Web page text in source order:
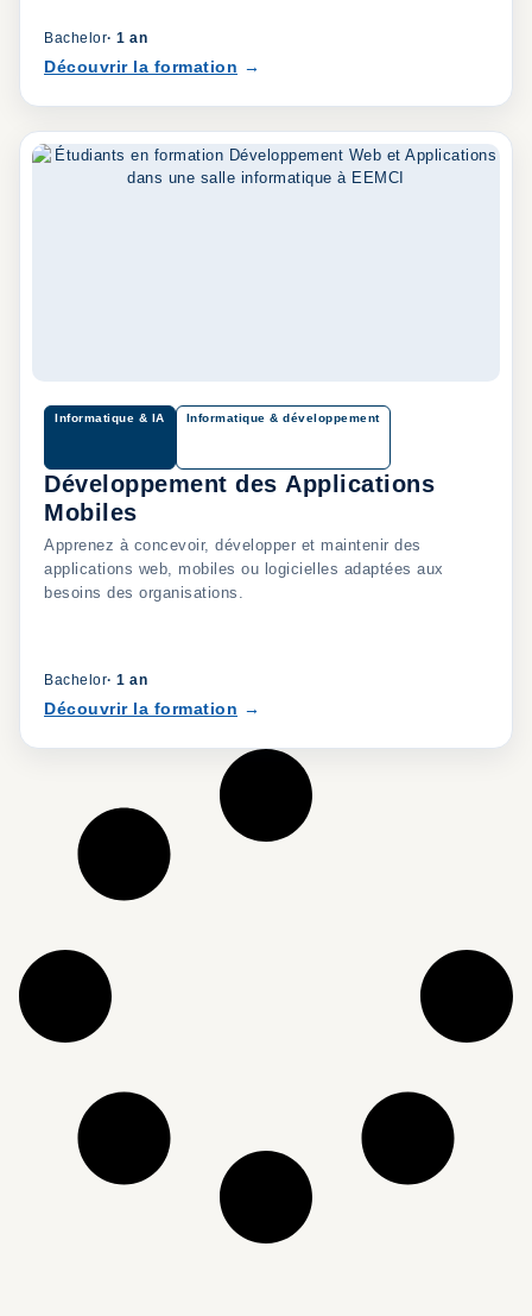
Bachelor· 1 an
Découvrir la formation
Informatique & IA Informatique & développement
Développement des Applications
Mobiles
Apprenez à concevoir, développer et maintenir des
applications web, mobiles ou logicielles adaptées aux
besoins des organisations.
Bachelor· 1 an
Découvrir la formation